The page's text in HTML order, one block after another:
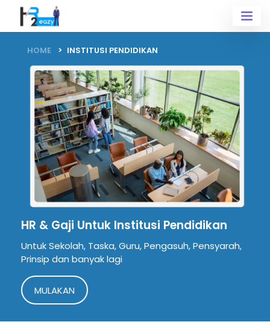
HOME INSTITUSI PENDIDIKAN
HR & Gaji Untuk Institusi Pendidikan
Untuk Sekolah, Taska, Guru, Pengasuh, Pensyarah,
Prinsip dan banyak lagi
MULAKAN